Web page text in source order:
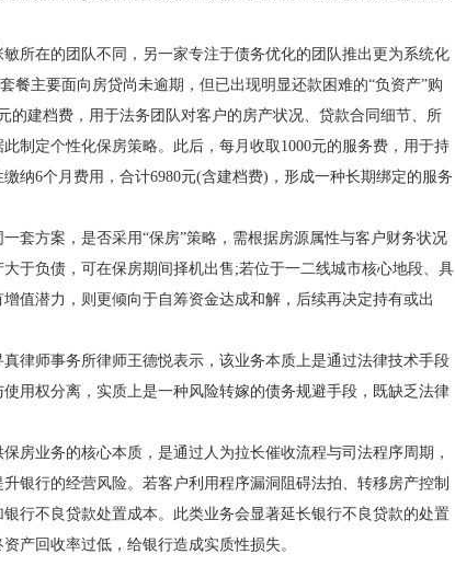
在的团队不同，另一家专注于债务优化的团队推出更为系统化
餐主要面向房贷尚未逾期，但已出现明显还款困难的“负资产”购
的建档费，用于法务团队对客户的房产状况、贷款合同细节、所
制定个性化保房策略。此后，每月收取1000元的服务费，用于持
纳6个月费用，合计6980元(含建档费)，形成一种长期绑定的服务
方案，是否采用“保房”策略，需根据房源属性与客户财务状况
于负债，可在保房期间择机出售;若位于一二线城市核心地段、具
值潜力，则更倾向于自筹资金达成和解，后续再决定持有或出
师事务所律师王德悦表示，该业务本质上是通过法律技术手段
用权分离，实质上是一种风险转嫁的债务规避手段，既缺乏法律
业务的核心本质，是通过人为拉长催收流程与司法程序周期，
银行的经营风险。若客户利用程序漏洞阻碍法拍、转移房产控制
行不良贷款处置成本。此类业务会显著延长银行不良贷款的处置
产回收率过低，给银行造成实质性损失。